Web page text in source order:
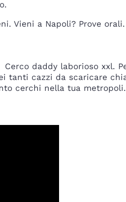
Vieni a Napoli? Prove
Cerco daddy laborioso xxl.
tanti cazzi da scaricare
cerchi nella tua